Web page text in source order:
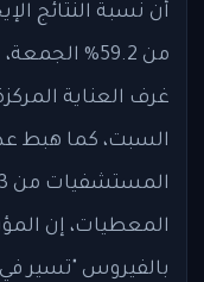
من 59.2%
السبت، كما هبط
المعطيات، إن
بالفيروس "تسير